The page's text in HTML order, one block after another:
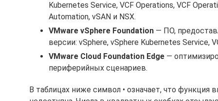
Kubernetes Service, VCF Operations, VCF
Automation, vSAN и NSX.
VMware vSphere Foundation — ПО,
версии: vSphere, vSphere Kubernetes Service,
VMware Cloud Foundation Edge —
периферийных сценариев.
В таблицах ниже символ • означает, что